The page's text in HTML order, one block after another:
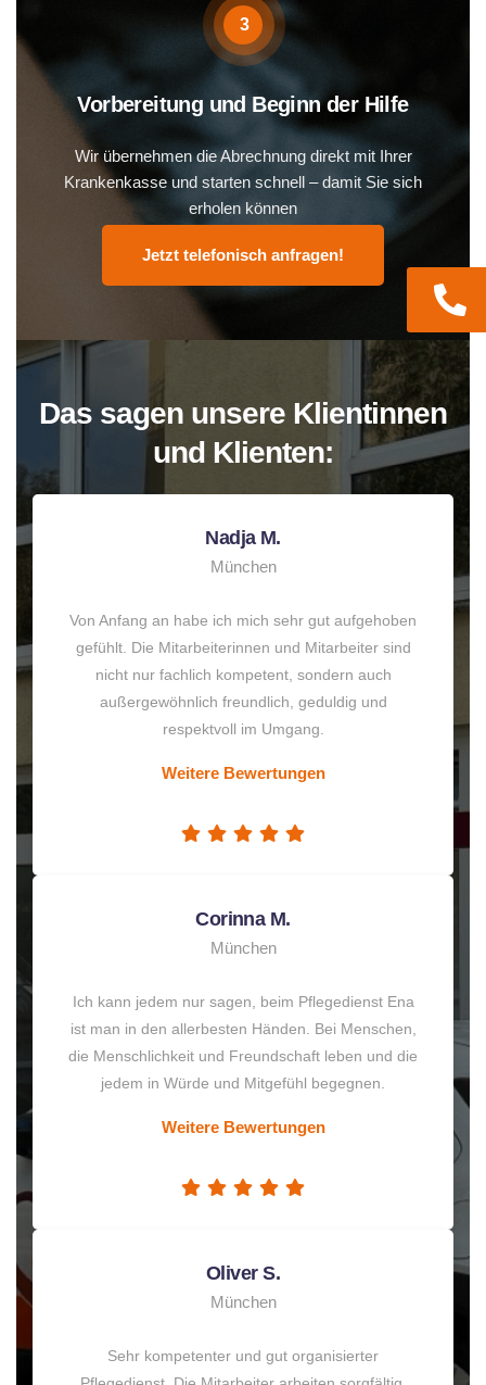
3
Vorbereitung und Beginn der Hilfe
Wir übernehmen die Abrechnung direkt mit Ihrer
Krankenkasse und starten schnell – damit Sie sich
erholen können
Jetzt telefonisch anfragen!
Das sagen unsere Klientinnen
und Klienten:
Nadja M.
München
Von Anfang an habe ich mich sehr gut aufgehoben
gefühlt. Die Mitarbeiterinnen und Mitarbeiter sind
nicht nur fachlich kompetent, sondern auch
außergewöhnlich freundlich, geduldig und
respektvoll im Umgang.
Weitere Bewertungen
Corinna M.
München
Ich kann jedem nur sagen, beim Pflegedienst Ena
ist man in den allerbesten Händen. Bei Menschen,
die Menschlichkeit und Freundschaft leben und die
jedem in Würde und Mitgefühl begegnen.
Weitere Bewertungen
Oliver S.
München
Sehr kompetenter und gut organisierter